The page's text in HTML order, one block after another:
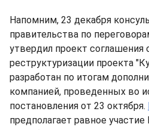
Напомним, 23 декабря
правительства по
утвердил проект соглашения
реструктуризации проекта
разработан по итогам
компанией, проведенных во
постановления от 23 октября.
предполагает равное